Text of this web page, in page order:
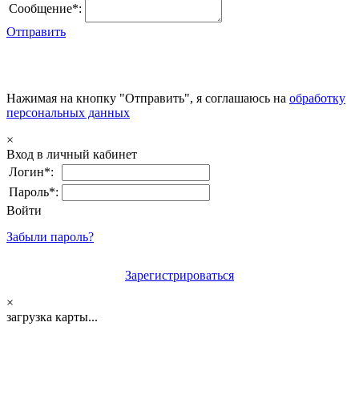
Сообщение*:
Отправить
Нажимая на кнопку "Отправить", я соглашаюсь на обработку
персональных данных
×
Вход в личный кабинет
Логин*:
Пароль*:
Войти
Забыли пароль?
Зарегистрироваться
×
загрузка карты...